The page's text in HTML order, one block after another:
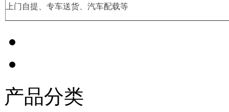
上门自提、专车送货、汽车配载等
产品分类